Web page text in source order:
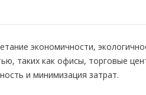
м
экономичности,
таких как офисы, торговые
и минимизация затрат.